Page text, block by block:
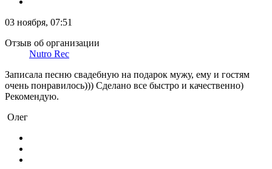
03 ноября, 07:51
Отзыв об организации
Nutro Rec
Записала песню свадебную на подарок мужу, ему и гостям
очень понравилось))) Сделано все быстро и качественно)
Рекомендую.
Олег